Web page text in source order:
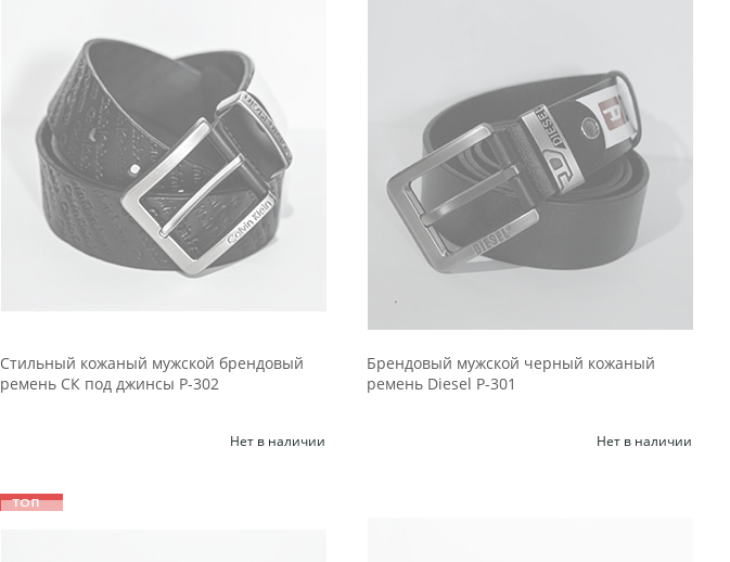
Стильный кожаный мужской брендовый
ремень СК под джинсы Р-302
Нет в наличии
Брендовый мужской черный кожаный
ремень Diesel Р-301
Нет в наличии